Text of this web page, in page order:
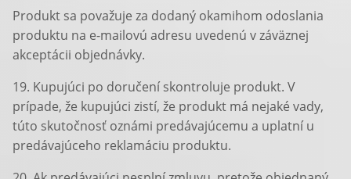
Produkt sa považuje za dodaný okamihom odoslania
produktu na e-mailovú adresu uvedenú v záväznej
akceptácii objednávky.
19. Kupujúci po doručení skontroluje produkt. V
prípade, že kupujúci zistí, že produkt má nejaké vady,
túto skutočnosť oznámi predávajúcemu a uplatní u
predávajúceho reklamáciu produktu.